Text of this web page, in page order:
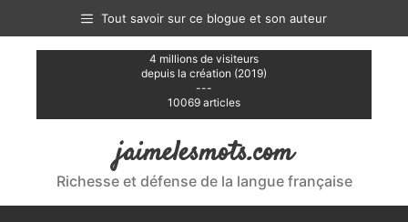
contenu
Tout savoir sur ce blogue et son auteur
4 millions de visiteurs
depuis la création (2019)
---
10069 articles
jaimelesmots.com
Richesse et défense de la langue française